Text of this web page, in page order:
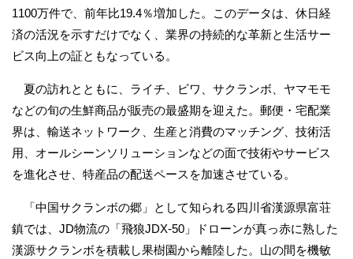
1100万件で、前年比19.4％増加した。このデータは、休日経
済の活況を示すだけでなく、業界の持続的な革新と生活サー
ビス向上の証ともなっている。
夏の訪れとともに、ライチ、ビワ、サクランボ、ヤマモモ
などの旬の生鮮商品が販売の最盛期を迎えた。郵便・宅配業
界は、輸送ネットワーク、生産と消費のマッチング、技術活
用、オールシーンソリューションなどの面で技術やサービス
を進化させ、特産品の配送ペースを加速させている。
「中国サクランボの郷」として知られる四川省漢源県富荘
鎮では、JD物流の「飛狼JDX-50」ドローンが真っ赤に熟した
漢源サクランボを積載し果樹園から離陸した。山の間を機敏